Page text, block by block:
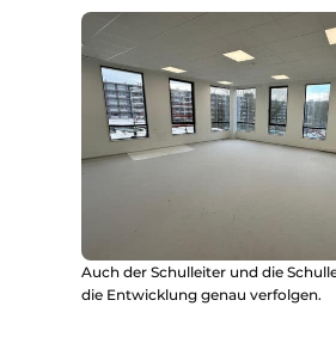
Auch der Schulleiter und die
die Entwicklung genau verfolgen.